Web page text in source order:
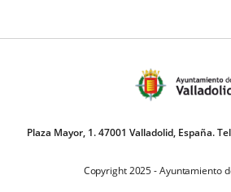
Plaza Mayor, 1. 47001 Valladolid, España.
Copyright 2025 - Ayuntamiento